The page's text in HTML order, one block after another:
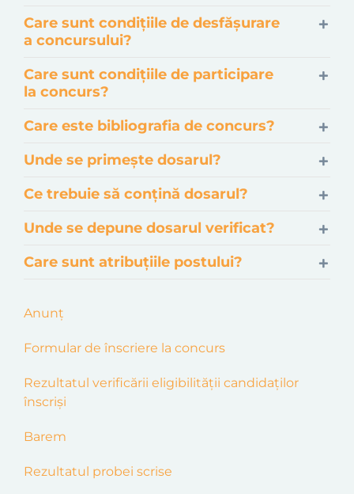
Care sunt condițiile de desfășurare
a concursului?
Care sunt condițiile de participare
la concurs?
Care este bibliografia de concurs?
Unde se primește dosarul?
Ce trebuie să conțină dosarul?
Unde se depune dosarul verificat?
Care sunt atribuțiile postului?
Anunț
Formular de înscriere la concurs
Rezultatul verificării eligibilității candidaților
înscriși
Barem
Rezultatul probei scrise